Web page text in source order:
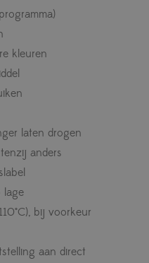
kleuren
laten drogen
anders
lage
bij voorkeur
aan direct